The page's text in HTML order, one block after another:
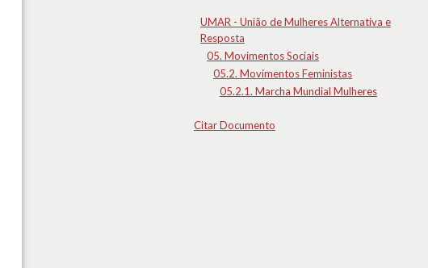
UMAR - União de Mulheres Alternativa e
Resposta
05. Movimentos Sociais
05.2. Movimentos Feministas
05.2.1. Marcha Mundial Mulheres
Citar Documento